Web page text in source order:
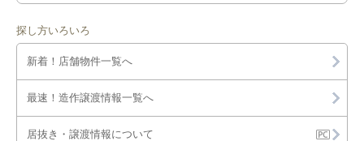
熊谷市
鴻巣市
越谷市
坂戸市
探し方いろいろ
新着！店舗物件一覧へ
最速！造作譲渡情報一覧へ
居抜き・譲渡情報について